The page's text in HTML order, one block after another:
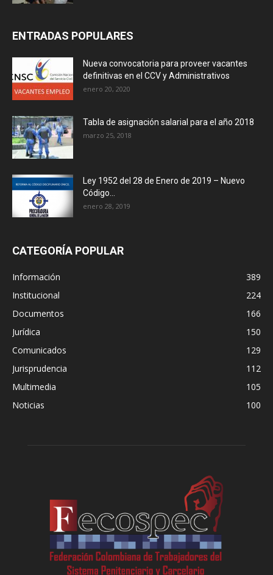
ENTRADAS POPULARES
Nueva convocatoria para proveer vacantes
definitivas en el CCV y Administrativos
enero 20, 2020
Tabla de asignación salarial para el año 2018
marzo 25, 2018
Ley 1952 del 28 de Enero de 2019 – Nuevo
Código...
enero 28, 2019
CATEGORÍA POPULAR
Información
389
Institucional
224
Documentos
166
Jurídica
150
Comunicados
129
Jurisprudencia
112
Multimedia
105
Noticias
100